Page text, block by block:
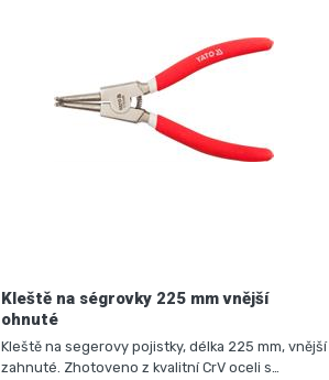
Kleště na ségrovky 225 mm vnější
ohnuté
Kleště na segerovy pojistky, délka 225 mm, vnější
zahnuté. Zhotoveno z kvalitní CrV oceli s…